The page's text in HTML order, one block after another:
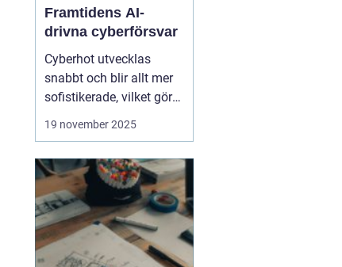
Framtidens AI-
drivna cyberförsvar
Cyberhot utvecklas
snabbt och blir allt mer
sofistikerade, vilket gör
traditionella
cybersäkerhet kräver
proaktiva och
intelligenta system som
kan identifiera, analysera
och n...
19 november 2025